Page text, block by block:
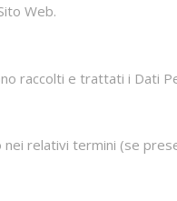
Web.
raccolti e trattati i Dati
relativi termini (se